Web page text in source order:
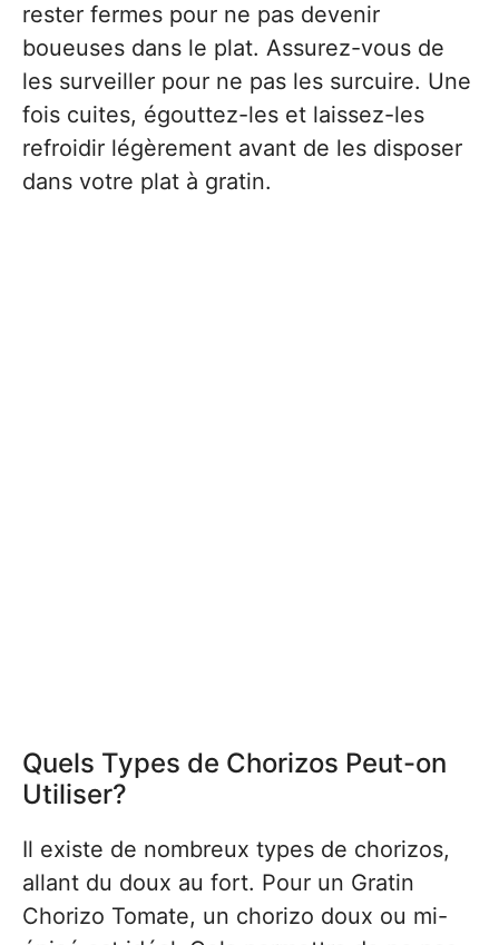
rester fermes pour ne pas devenir
boueuses dans le plat. Assurez-vous de
les surveiller pour ne pas les surcuire. Une
fois cuites, égouttez-les et laissez-les
refroidir légèrement avant de les disposer
dans votre plat à gratin.
Quels Types de Chorizos Peut-on
Utiliser?
Il existe de nombreux types de chorizos,
allant du doux au fort. Pour un Gratin
Chorizo Tomate, un chorizo doux ou mi-